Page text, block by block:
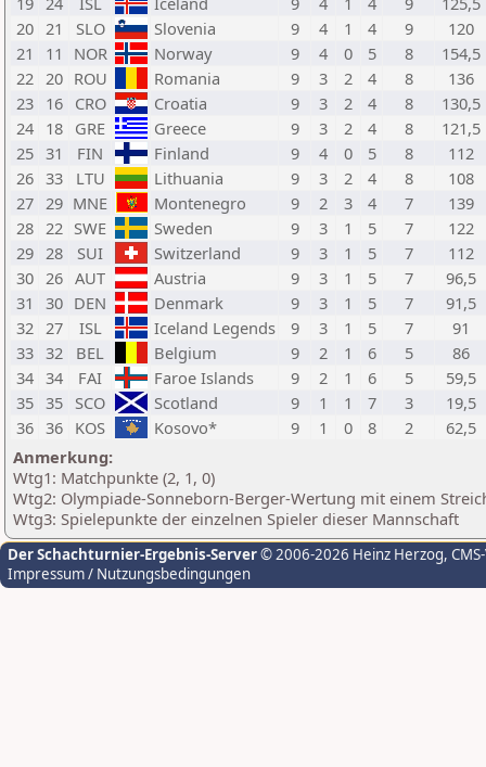
20 21 SLO Slovenia 9 4 1 4 9
120
21
11 NOR Norway 9 4 0 5 8
154,5
22 20 ROU Romania 9 3 2 4 8
136
23 16 CRO Croatia 9 3 2 4 8
130,5
24 18 GRE Greece 9 3 2 4 8
121,5
25 31 FIN Finland 9 4 0 5 8
112
26 33 LTU Lithuania 9 3 2 4 8
108
27 29 MNE Montenegro 9 2 3 4 7
139
28 22 SWE Sweden 9 3 1 5 7
122
29 28 SUI Switzerland 9 3 1 5 7
112
30 26 AUT Austria 9 3 1 5 7
96,5
31
30 DEN Denmark 9 3 1 5 7
91,5
32 27 ISL Iceland Legends 9 3 1 5 7
91
33 32 BEL Belgium 9 2 1 6 5
86
34 34 FAI Faroe Islands 9 2 1 6 5
59,5
35 35 SCO Scotland 9 1 1 7 3
19,5
36 36 KOS Kosovo* 9 1 0 8 2
62,5
Anmerkung:
Wtg1: Matchpunkte (2, 1, 0)
Wtg2: Olympiade-Sonneborn-Berger-Wertung mit einem
Wtg3: Spielepunkte der einzelnen Spieler dieser Mannschaft
Der Schachturnier-Ergebnis-Server© 2006-2026 Heinz Herzog,
Impressum / Nutzungsbedingungen